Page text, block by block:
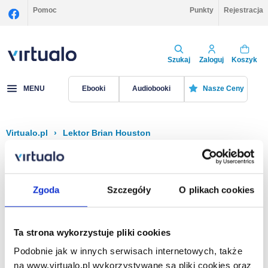
Zgoda Szczegóły O plikach cookies
Ta strona wykorzystuje pliki cookies
Podobnie jak w innych serwisach internetowych, także
na www.virtualo.pl wykorzystywane są pliki cookies oraz
Pomoc Punkty Rejestracja
Szukaj Zaloguj Koszyk
MENU Ebooki Audiobooki Nasze Ceny
Virtualo.pl › Lektor Brian Houston
Filtruj Sortuj
Na stronie